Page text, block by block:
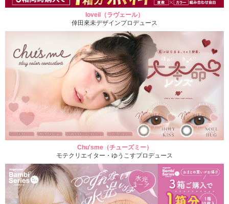
loveil（ラヴェール）
倖田來未デザインプロデュース
Chu'sme（チューズミー）
モテクリエイター・ゆうこすプロデュース